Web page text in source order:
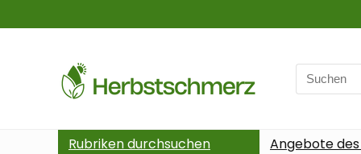
Search
for:
Rubriken durchsuchen Angebote